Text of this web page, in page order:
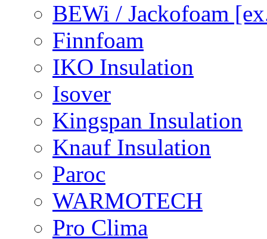
BEWi / Jackofoam
Finnfoam
IKO Insulation
Isover
Kingspan Insulation
Knauf Insulation
Paroc
WARMOTECH
Pro Clima